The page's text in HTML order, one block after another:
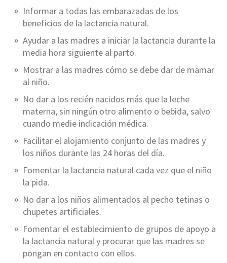
Informar a todas las embarazadas de los
beneficios de la lactancia natural.
Ayudar a las madres a iniciar la lactancia durante la
media hora siguiente al parto.
Mostrar a las madres cómo se debe dar de mamar
al niño.
No dar a los recién nacidos más que la leche
materna, sin ningún otro alimento o bebida, salvo
cuando medie indicación médica.
Facilitar el alojamiento conjunto de las madres y
los niños durante las 24 horas del día.
Fomentar la lactancia natural cada vez que el niño
la pida.
No dar a los niños alimentados al pecho tetinas o
chupetes artificiales.
Fomentar el establecimiento de grupos de apoyo a
la lactancia natural y procurar que las madres se
pongan en contacto con ellos.